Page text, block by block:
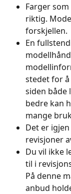
Farger
riktig.
forskjellen.
En
stedet for
siden både
bedre kan
mange
Det er
revisjoner
Du vil ikke
til i
På denne
anbud